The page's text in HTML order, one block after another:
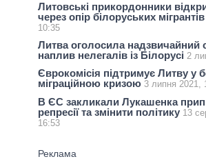
Литовські прикордонники
через опір білоруських мігрантів
10:35
Литва оголосила надзвичайний
наплив нелегалів із Білорусі 2
Єврокомісія підтримує Литву у
міграційною кризою 3 липня 2021,
В ЄС закликали Лукашенка
репресії та змінити політику 13
16:53